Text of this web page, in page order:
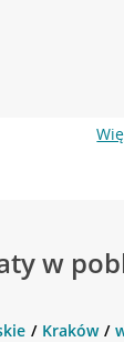
w
Kraków